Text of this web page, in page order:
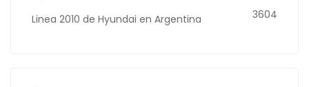
Linea 2010 de Hyundai en Argentina 3604